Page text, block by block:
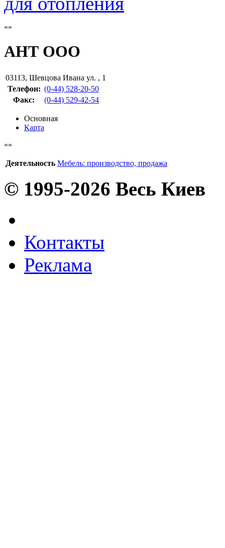
АНТ ООО
03113, Шевцова Ивана ул. , 1
Телефон: (0-44) 528-20-50
Факс: (0-44) 529-42-54
Основная
Карта
Деятельность Мебель: производство, продажа
© 1995-2026 Весь Киев
Контакты
Реклама